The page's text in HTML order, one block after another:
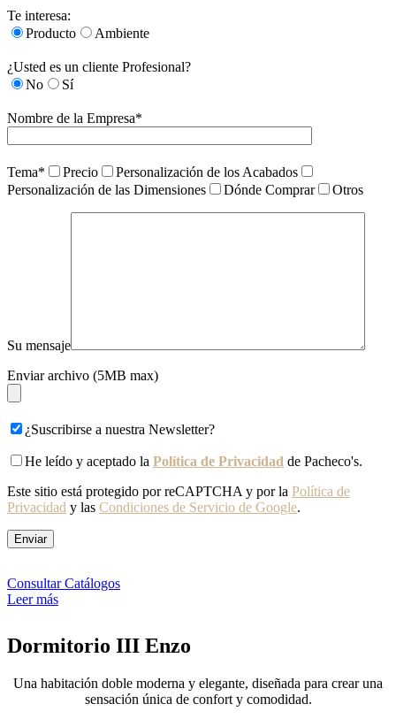
Te interesa:
Producto
Ambiente
¿Usted es un cliente Profesional?
No
Sí
Nombre de la Empresa*
Tema* Precio
Personalización de los Acabados
Personalización de las Dimensiones
Dónde Comprar Otros
Su mensaje
Enviar archivo (5MB max)
¿Suscribirse a nuestra Newsletter?
He leído y aceptado la Política de Privacidad de Pacheco's.
Este sitio está protegido por reCAPTCHA y por la Política de
Privacidad y las Condiciones de Servicio de Google.
Consultar Catálogos
Leer más
Dormitorio III Enzo
Una habitación doble moderna y elegante, diseñada para crear una
sensación única de confort y comodidad.